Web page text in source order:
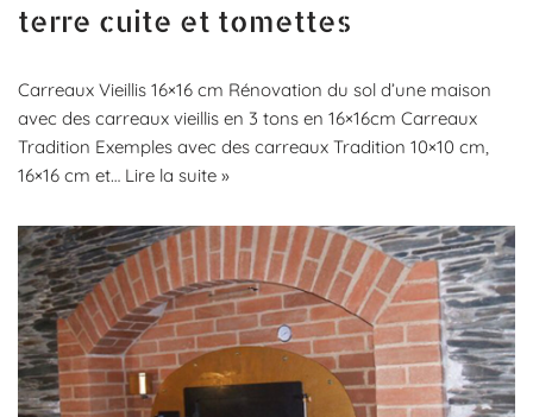
terre cuite et tomettes
Carreaux Vieillis 16×16 cm Rénovation du sol d’une maison
avec des carreaux vieillis en 3 tons en 16×16cm Carreaux
Tradition Exemples avec des carreaux Tradition 10×10 cm,
16×16 cm et… Lire la suite »